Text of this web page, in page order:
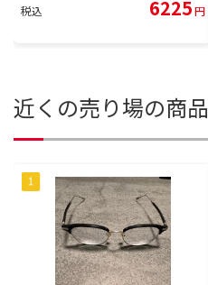
税込 6225円
近くの売り場の商品